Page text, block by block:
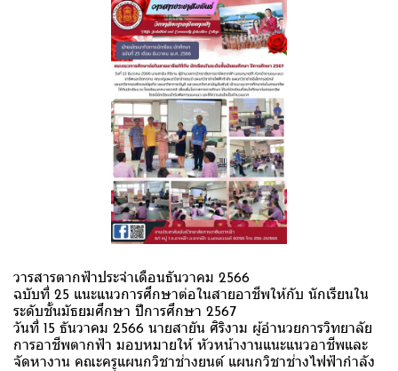
วารสารตากฟ้าประจำเดือนธันวาคม 2566
ฉบับที่ 25 แนะแนวการศึกษาต่อในสายอาชีพให้กับ นักเรียนใน
ระดับชั้นมัธยมศึกษา ปีการศึกษา 2567
วันที่ 15 ธันวาคม 2566 นายสายัน ศิริงาม ผู้อำนวยการวิทยาลัย
การอาชีพตากฟ้า มอบหมายให้ หัวหน้างานแนะแนวอาชีพและ
จัดหางาน คณะครูแผนกวิชาช่างยนต์ แผนกวิชาช่างไฟฟ้ากำลัง